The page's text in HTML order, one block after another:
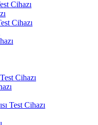
Cihazı
Cihazı
Cihazı
Test Cihazı